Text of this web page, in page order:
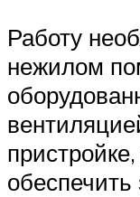
Работу
нежилом